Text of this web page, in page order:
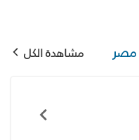
مصر مشاهدة الكل